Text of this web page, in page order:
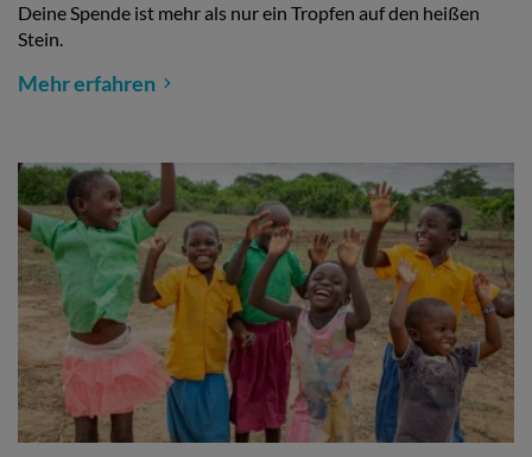
Deine Spende ist mehr als nur ein Tropfen auf den heißen
Stein.
Mehr erfahren